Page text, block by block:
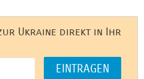
Ukraine direkt in Ihr